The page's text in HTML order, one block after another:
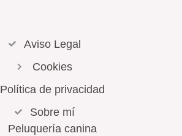
Aviso Legal
Cookies
Política de privacidad
Sobre mí
Peluquería canina